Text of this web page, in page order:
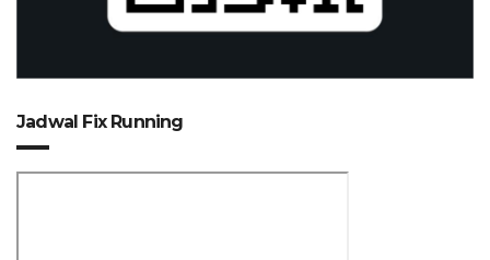
Jadwal Fix Running